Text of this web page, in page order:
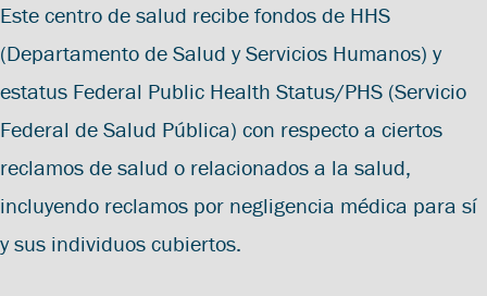
Este centro de salud recibe fondos de HHS
(Departamento de Salud y Servicios Humanos) y
estatus Federal Public Health Status/PHS (Servicio
Federal de Salud Pública) con respecto a ciertos
reclamos de salud o relacionados a la salud,
incluyendo reclamos por negligencia médica para sí
y sus individuos cubiertos.